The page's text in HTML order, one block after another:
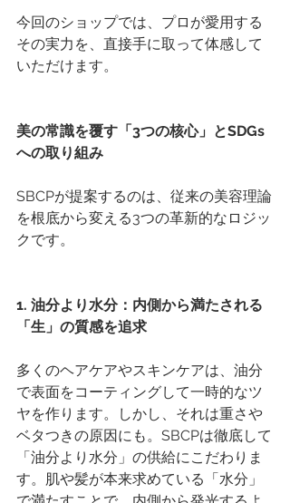
今回のショップでは、プロが愛用する
その実力を、直接手に取って体感して
いただけます。
美の常識を覆す「3つの核心」とSDGs
への取り組み
SBCPが提案するのは、従来の美容理論
を根底から変える3つの革新的なロジッ
クです。
1. 油分より水分：内側から満たされる
「生」の質感を追求
多くのヘアケアやスキンケアは、油分
で表面をコーティングして一時的なツ
ヤを作ります。しかし、それは重さや
ベタつきの原因にも。SBCPは徹底して
「油分より水分」の供給にこだわりま
す。肌や髪が本来求めている「水分」